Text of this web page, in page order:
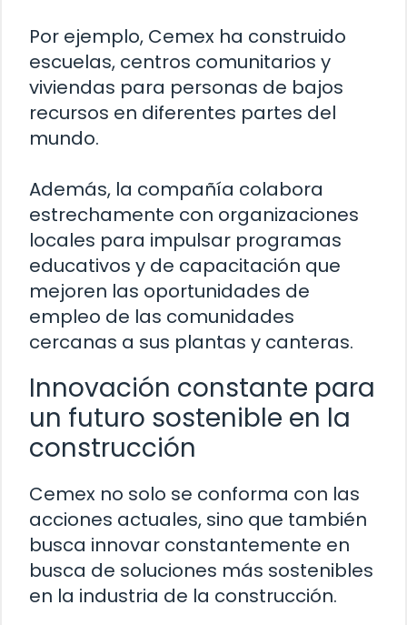
Por ejemplo, Cemex ha construido
escuelas, centros comunitarios y
viviendas para personas de bajos
recursos en diferentes partes del
mundo.
Además, la compañía colabora
estrechamente con organizaciones
locales para impulsar programas
educativos y de capacitación que
mejoren las oportunidades de
empleo de las comunidades
cercanas a sus plantas y canteras.
Innovación constante para
un futuro sostenible en la
construcción
Cemex no solo se conforma con las
acciones actuales, sino que también
busca innovar constantemente en
busca de soluciones más sostenibles
en la industria de la construcción.